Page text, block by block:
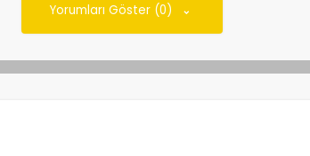
Yorumları Göster (0)